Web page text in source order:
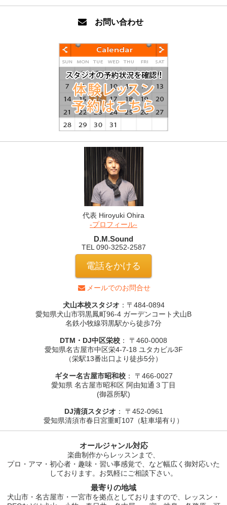
お問い合わせ
代表 Hiroyuki Ohira
-プロフィール-
D.M.Sound
TEL 090-3252-2587
電話をかける
メールでのお問合せ
犬山本校スタジオ ：〒484-0894
愛知県犬山市羽黒鳳町96-4 ガーデンコート犬山B
名鉄小牧線羽黒駅から徒歩7分
DTM・DJ中区栄校 ： 〒460-0008
愛知県名古屋市中区栄4-7-18 ユタカビル3F
（栄駅13番出口より徒歩5分）
ギター名古屋市昭和校： 〒466-0027
愛知県 名古屋市昭和区 阿由知通３丁目
(御器所駅)
DJ清須スタジオ ： 〒452-0961
愛知県清須市春日宮重町107（駐車場有り）
オールジャンル対応
楽曲制作からレッスンまで、
プロ・アマ・初心者・趣味・習い事感覚で、など幅広く御対応いた
しております。お気軽にご相談下さい。
最寄りの地域
犬山市・名古屋市・一宮市を拠点としておりますので、レッスン・